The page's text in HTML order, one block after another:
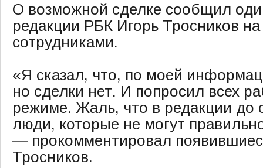
О возможной сделке сообщил
редакции РБК Игорь Тросников на
сотрудниками.
«Я сказал, что, по моей
но сделки нет. И попросил всех
режиме. Жаль, что в редакции до
люди, которые не могут
— прокомментировал
Тросников.